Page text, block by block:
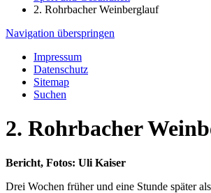
2. Rohrbacher Weinberglauf
Navigation überspringen
Impressum
Datenschutz
Sitemap
Suchen
2. Rohrbacher
Bericht, Fotos: Uli Kaiser
Drei Wochen früher und eine Stunde später